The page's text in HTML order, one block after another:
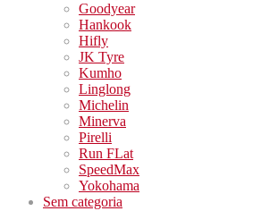
Goodyear
Hankook
Hifly
JK Tyre
Kumho
Linglong
Michelin
Minerva
Pirelli
Run FLat
SpeedMax
Yokohama
Sem categoria